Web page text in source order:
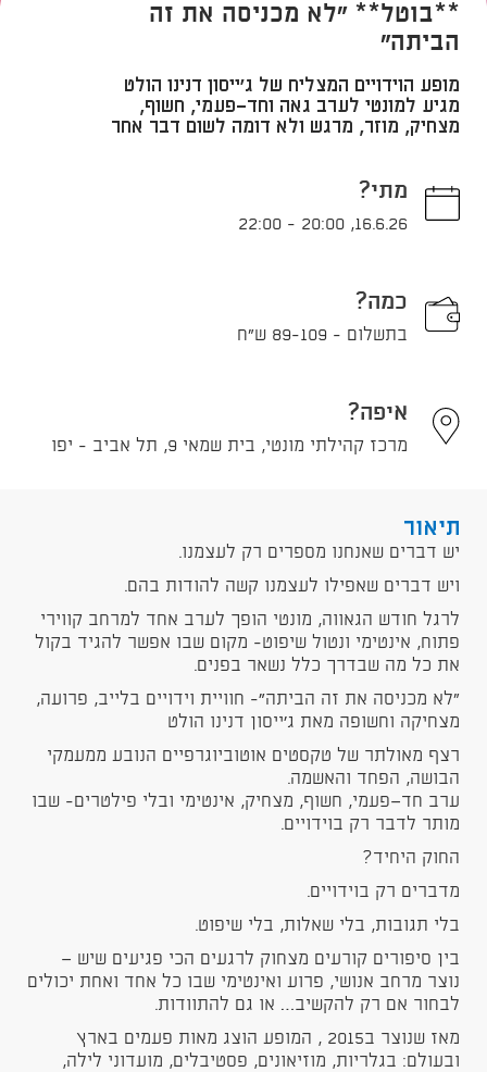
**בוטל** "לא מכניסה את זה
הביתה"
מופע הוידויים המצליח של ג'ייסון דנינו הולט
מגיע למונטי לערב גאה וחד־פעמי, חשוף,
מצחיק, מוזר, מרגש ולא דומה לשום דבר אחר
מתי?
16.6.26
,
20:00
-
22:00
כמה?
בתשלום - 89-109 ש"ח
איפה?
מרכז קהילתי מונטי, בית שמאי 9, תל אביב - יפו
תיאור
יש דברים שאנחנו מספרים רק לעצמנו.
ויש דברים שאפילו לעצמנו קשה להודות בהם.
לרגל חודש הגאווה, מונטי הופך לערב אחד למרחב קווירי
פתוח, אינטימי ונטול שיפוט- מקום שבו אפשר להגיד בקול
את כל מה שבדרך כלל נשאר בפנים.
"לא מכניסה את זה הביתה״- חוויית וידויים בלייב, פרועה,
מצחיקה וחשופה מאת ג׳ייסון דנינו הולט
רצף מאולתר של טקסטים אוטוביוגרפיים הנובע ממעמקי
הבושה, הפחד והאשמה.
ערב חד־פעמי, חשוף, מצחיק, אינטימי ובלי פילטרים- שבו
מותר לדבר רק בוידויים.
החוק היחיד?
מדברים רק בוידויים.
בלי תגובות, בלי שאלות, בלי שיפוט.
בין סיפורים קורעים מצחוק לרגעים הכי פגיעים שיש —
נוצר מרחב אנושי, פרוע ואינטימי שבו כל אחד ואחת יכולים
לבחור אם רק להקשיב… או גם להתוודות.
מאז שנוצר ב2015 , המופע הוצג מאות פעמים בארץ
ובעולם: בגלריות, מוזיאונים, פסטיבלים, מועדוני לילה,